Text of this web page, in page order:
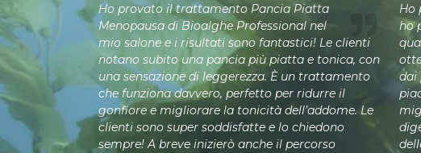
Ho provato il trattamento Pancia Piatta
Menopausa di Bioalghe Professional nel
mio salone e i risultati sono fantastici! Le clienti
notano subito una pancia più piatta e tonica, con
una sensazione di leggerezza. È un trattamento
che funziona davvero, perfetto per ridurre il
gonfiore e migliorare la tonicità dell’addome. Le
clienti sono super soddisfatte e lo chiedono
sempre! A breve inizierò anche il percorso
Ho
ho
dai